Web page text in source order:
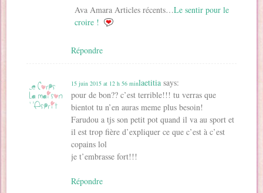
Ava Amara Articles récents…Le sentir pour le
croire !
Répondre
laetitia says:
15 juin 2015 at 12 h 56 min
pour de bon?? c’est terrible!!! tu verras que
bientot tu n’en auras meme plus besoin!
Farudou a tjs son petit pot quand il va au sport et
il est trop fière d’expliquer ce que c’est à c’est
copains lol
je t’embrasse fort!!!
Répondre